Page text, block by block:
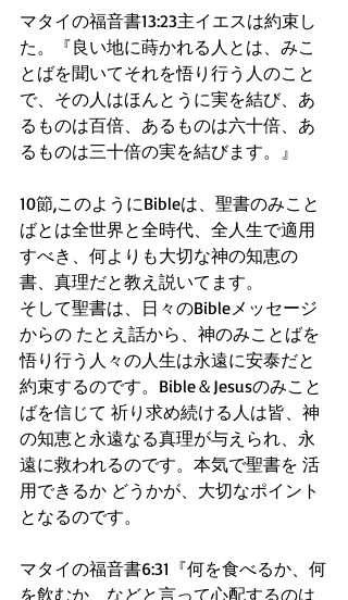
マタイの福音書13:23主イエスは約束し
た。『良い地に蒔かれる人とは、みこ
とばを聞いてそれを悟り行う人のこと
で、その人はほんとうに実を結び、あ
るものは百倍、あるものは六十倍、あ
るものは三十倍の実を結びます。』
10節,このようにBibleは、聖書のみこと
ばとは全世界と全時代、全人生で適用
すべき、何よりも大切な神の知恵の
書、真理だと教え説いてます。
そして聖書は、日々のBibleメッセージ
からの たとえ話から、神のみことばを
悟り行う人々の人生は永遠に安泰だと
約束するのです。Bible＆Jesusのみこと
ばを信じて 祈り求め続ける人は皆、神
の知恵と永遠なる真理が与えられ、永
遠に救われるのです。本気で聖書を 活
用できるか どうかが、大切なポイント
となるのです。
マタイの福音書6:31『何を食べるか、何
を飲むか、などと言って心配するのは